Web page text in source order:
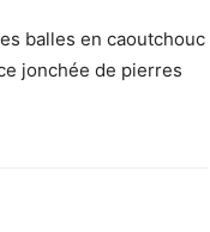
balles en caoutchouc
jonchée de pierres